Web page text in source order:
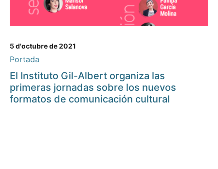
5 d'octubre de 2021
Portada
El Instituto Gil-Albert organiza las
primeras jornadas sobre los nuevos
formatos de comunicación cultural